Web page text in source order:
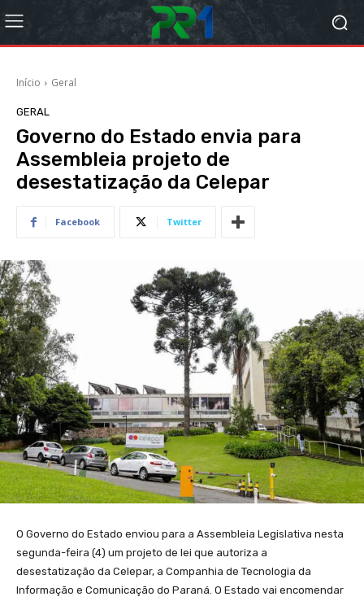
Início Geral
GERAL
Governo do Estado envia para
Assembleia projeto de
desestatização da Celepar
Facebook Twitter
O Governo do Estado enviou para a Assembleia Legislativa nesta
segunda-feira (4) um projeto de lei que autoriza a
desestatização da Celepar, a Companhia de Tecnologia da
Informação e Comunicação do Paraná. O Estado vai encomendar